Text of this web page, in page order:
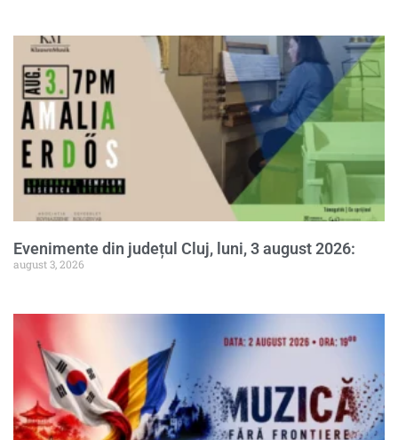
Evenimente din județul Cluj, luni, 3 august 2026:
august 3, 2026